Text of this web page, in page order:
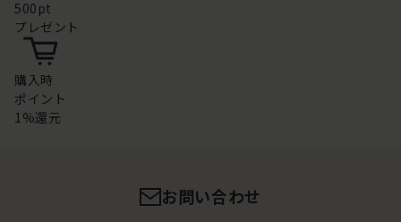
500pt
プレゼント
購入時
ポイント
1%還元
お問い合わせ